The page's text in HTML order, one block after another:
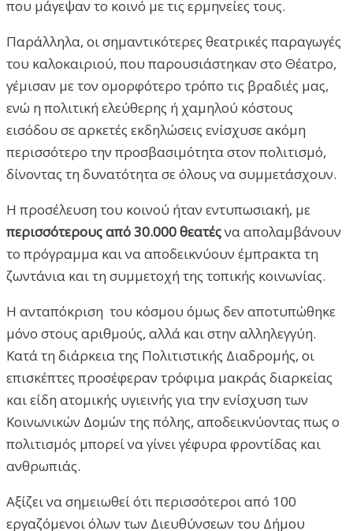
που μάγεψαν το κοινό με τις ερμηνείες τους.
Παράλληλα, οι σημαντικότερες θεατρικές παραγωγές
του καλοκαιριού, που παρουσιάστηκαν στο Θέατρο,
γέμισαν με τον ομορφότερο τρόπο τις βραδιές μας,
ενώ η πολιτική ελεύθερης ή χαμηλού κόστους
εισόδου σε αρκετές εκδηλώσεις ενίσχυσε ακόμη
περισσότερο την προσβασιμότητα στον πολιτισμό,
δίνοντας τη δυνατότητα σε όλους να συμμετάσχουν.
Η προσέλευση του κοινού ήταν εντυπωσιακή, με
περισσότερους από 30.000 θεατέςνα απολαμβάνουν
το πρόγραμμα και να αποδεικνύουν έμπρακτα τη
ζωντάνια και τη συμμετοχή της τοπικής κοινωνίας.
Η ανταπόκριση του κόσμου όμως δεν αποτυπώθηκε
μόνο στους αριθμούς, αλλά και στην αλληλεγγύη.
Κατά τη διάρκεια της Πολιτιστικής Διαδρομής, οι
επισκέπτες προσέφεραν τρόφιμα μακράς διαρκείας
και είδη ατομικής υγιεινής για την ενίσχυση των
Κοινωνικών Δομών της πόλης, αποδεικνύοντας πως ο
πολιτισμός μπορεί να γίνει γέφυρα φροντίδας και
ανθρωπιάς.
Αξίζει να σημειωθεί ότι περισσότεροι από 100
εργαζόμενοι όλων των Διευθύνσεων του Δήμου